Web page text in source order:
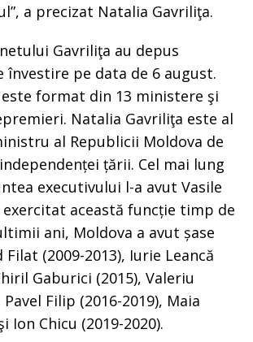
a precizat Natalia Gavriliţa.
Gavriliţa au depus
învestire pe data de 6 august.
este format din 13 ministere şi
Natalia Gavriliţa este al
al Republicii Moldova de
țării. Cel mai lung
executivului l-a avut Vasile
exercitat această funcție timp de
ani, Moldova a avut șase
(2009-2013), Iurie Leancă
Gaburici (2015), Valeriu
Filip (2016-2019), Maia
Ion Chicu (2019-2020).